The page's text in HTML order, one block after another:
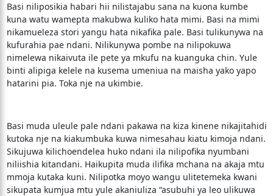
Basi niliposikia habari hii nilistajabu sana na kuona kumbe
kuna watu wamepta makubwa kuliko hata mimi. Basi na mimi
nikamueleza stori yangu hata nikafika pale. Basi tulikunywa na
kufurahia pae ndani. Nilikunywa pombe na nilipokuwa
nimelewa nikaivuta ile pete ya mkufu na kuanguka chin. Yule
binti alipiga kelele na kusema umeniua na maisha yako yapo
hatarini pia. Toka nje na ukimbie.
Basi muda uleule pale ndani pakawa na kiza kinene nikajitahidi
kutoka nje na kiakumbuka kuwa nimesahau kiatu kimoja ndani.
Sikujuwa kilichoendelea huko ndani ila nilipofika nyumbani
niliishia kitandani. Haikupita muda ilifika mchana na akaja mtu
mmoja kutaka kuni. Nilipotka moyo wangu ulitetemeka kwani
sikupata kumjua mtu yule akaniuliza “asubuhi ya leo ulikuwa